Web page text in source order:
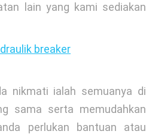
lain yang kami sediakan
breaker
nikmati ialah semuanya di
sama serta memudahkan
perlukan bantuan atau